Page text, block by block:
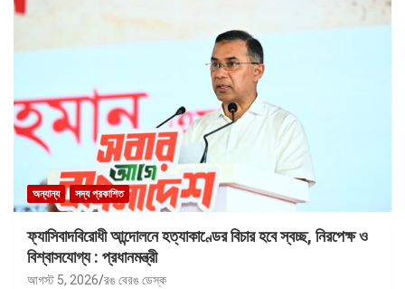
অন্যান্য সদ্য প্রকাশিত
ফ্যাসিবাদবিরোধী আন্দোলনে হত্যাকাণ্ডের বিচার হবে স্বচ্ছ, নিরপেক্ষ ও
বিশ্বাসযোগ্য : প্রধানমন্ত্রী
আগস্ট 5, 2026 রঙ বেরঙ ডেস্ক